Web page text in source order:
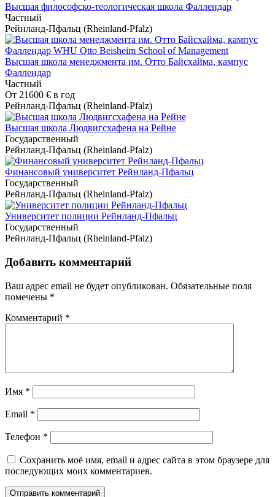
Высшая философско-теологическая школа Фаллендар
Частный
Рейнланд-Пфальц (Rheinland-Pfalz)
Высшая школа менеджмента им. Отто Байсхайма, кампус
Фаллендар
Частный
От 21600 € в год
Рейнланд-Пфальц (Rheinland-Pfalz)
Высшая школа Людвигсхафена на Рейне
Государственный
Рейнланд-Пфальц (Rheinland-Pfalz)
Финансовый университет Рейнланд-Пфальц
Государственный
Рейнланд-Пфальц (Rheinland-Pfalz)
Университет полиции Рейнланд-Пфальц
Государственный
Рейнланд-Пфальц (Rheinland-Pfalz)
Добавить комментарий
Ваш адрес email не будет опубликован. Обязательные поля
помечены *
Комментарий *
Имя *
Email *
Телефон *
Сохранить моё имя, email и адрес сайта в этом браузере для
последующих моих комментариев.